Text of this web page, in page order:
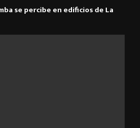
se percibe en edificios de La